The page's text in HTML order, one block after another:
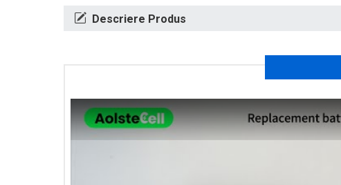
Descriere Produs